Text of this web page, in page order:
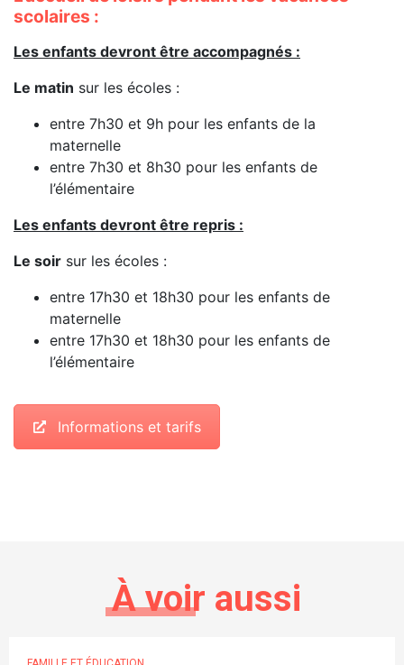
scolaires :
Les enfants devront être accompagnés :
Le matin sur les écoles :
entre 7h30 et 9h pour les enfants de la
maternelle
entre 7h30 et 8h30 pour les enfants de
l’élémentaire
Les enfants devront être repris :
Le soir sur les écoles :
entre 17h30 et 18h30 pour les enfants de
maternelle
entre 17h30 et 18h30 pour les enfants de
l’élémentaire
Informations et tarifs
À voir aussi